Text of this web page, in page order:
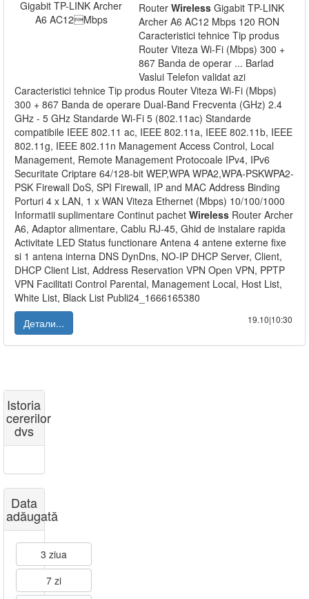
Router Wireless Gigabit TP-LINK
Archer A6 AC12 Mbps 120 RON
Caracteristici tehnice Tip produs
Router Viteza Wi-Fi (Mbps) 300 +
867 Banda de operar ... Barlad
Vaslui Telefon validat azi
Caracteristici tehnice Tip produs Router Viteza Wi-Fi (Mbps)
300 + 867 Banda de operare Dual-Band Frecventa (GHz) 2.4
GHz - 5 GHz Standarde Wi-Fi 5 (802.11ac) Standarde
compatibile IEEE 802.11 ac, IEEE 802.11a, IEEE 802.11b, IEEE
802.11g, IEEE 802.11n Management Access Control, Local
Management, Remote Management Protocoale IPv4, IPv6
Securitate Criptare 64/128-bit WEP,WPA WPA2,WPA-PSKWPA2-
PSK Firewall DoS, SPI Firewall, IP and MAC Address Binding
Porturi 4 x LAN, 1 x WAN Viteza Ethernet (Mbps) 10/100/1000
Informatii suplimentare Continut pachet Wireless Router Archer
A6, Adaptor alimentare, Cablu RJ-45, Ghid de instalare rapida
Activitate LED Status functionare Antena 4 antene externe fixe
si 1 antena interna DNS DynDns, NO-IP DHCP Server, Client,
DHCP Client List, Address Reservation VPN Open VPN, PPTP
VPN Facilitati Control Parental, Management Local, Host List,
White List, Black List Publi24_1666165380
Детали...
19.10|10:30
Istoria
cererilor
dvs
Data
adăugată
3 ziua
7 zi